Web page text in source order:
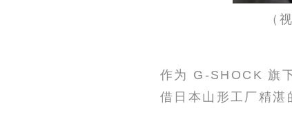
（
作为 G-SHOCK 旗
借日本山形工厂精湛